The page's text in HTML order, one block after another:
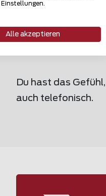
Ein
Legendäre
Du hast das
auch telefonisch.
Alle akzeptieren